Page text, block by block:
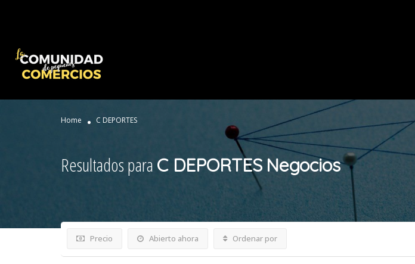
Home C DEPORTES
Resultados para C DEPORTES Negocios
Precio Abierto ahora Ordenar por